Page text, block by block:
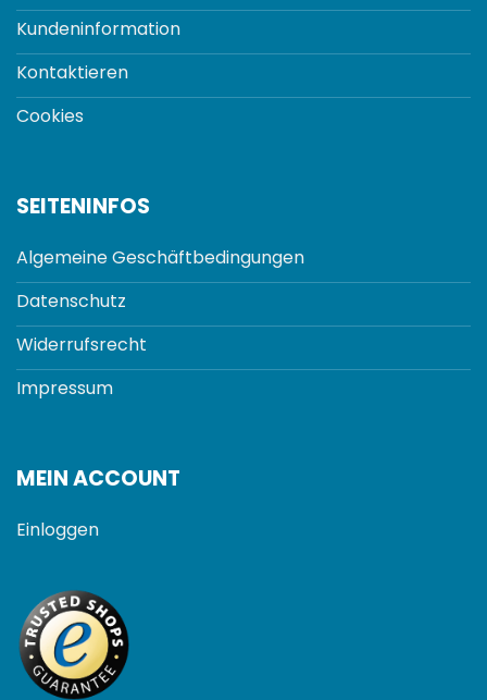
Kundeninformation
Kontaktieren
Cookies
SEITENINFOS
Algemeine Geschäftbedingungen
Datenschutz
Widerrufsrecht
Impressum
MEIN ACCOUNT
Einloggen